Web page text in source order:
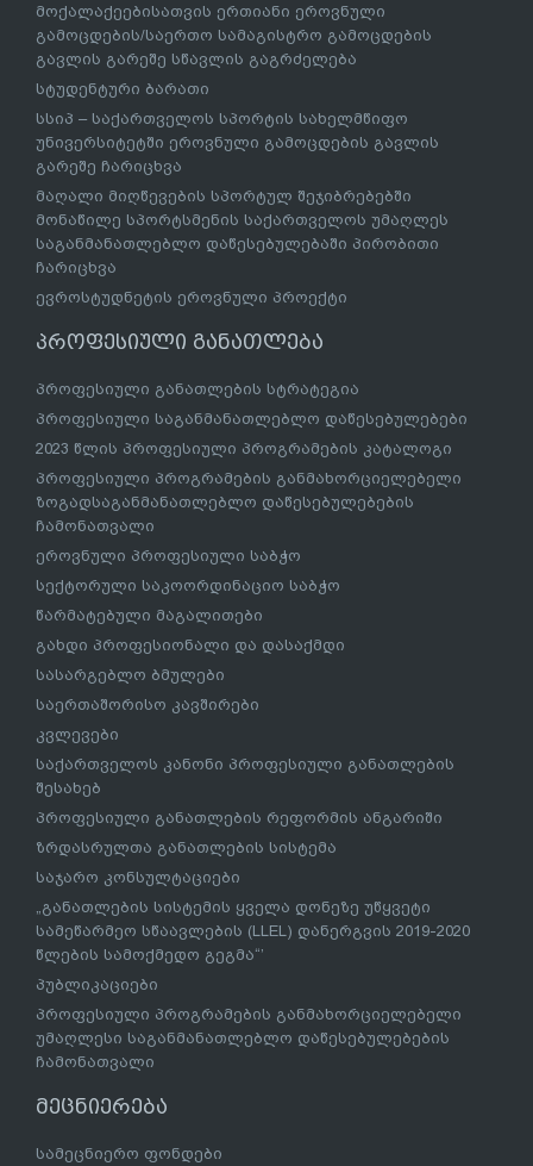
მოქალაქეებისათვის ერთიანი ეროვნული
გამოცდების/საერთო სამაგისტრო გამოცდების
გავლის გარეშე სწავლის გაგრძელება
სტუდენტური ბარათი
სსიპ – საქართველოს სპორტის სახელმწიფო
უნივერსიტეტში ეროვნული გამოცდების გავლის
გარეშე ჩარიცხვა
მაღალი მიღწევების სპორტულ შეჯიბრებებში
მონაწილე სპორტსმენის საქართველოს უმაღლეს
საგანმანათლებლო დაწესებულებაში პირობითი
ჩარიცხვა
ევროსტუდნეტის ეროვნული პროექტი
პროფესიული განათლება
პროფესიული განათლების სტრატეგია
პროფესიული საგანმანათლებლო დაწესებულებები
2023 წლის პროფესიული პროგრამების კატალოგი
პროფესიული პროგრამების განმახორციელებელი
ზოგადსაგანმანათლებლო დაწესებულებების
ჩამონათვალი
ეროვნული პროფესიული საბჭო
სექტორული საკოორდინაციო საბჭო
წარმატებული მაგალითები
გახდი პროფესიონალი და დასაქმდი
სასარგებლო ბმულები
საერთაშორისო კავშირები
კვლევები
საქართველოს კანონი პროფესიული განათლების
შესახებ
პროფესიული განათლების რეფორმის ანგარიში
ზრდასრულთა განათლების სისტემა
საჯარო კონსულტაციები
„განათლების სისტემის ყველა დონეზე უწყვეტი
სამეწარმეო სწაავლების (LLEL) დანერგვის 2019-2020
წლების სამოქმედო გეგმა“’
პუბლიკაციები
პროფესიული პროგრამების განმახორციელებელი
უმაღლესი საგანმანათლებლო დაწესებულებების
ჩამონათვალი
მეცნიერება
სამეცნიერო ფონდები